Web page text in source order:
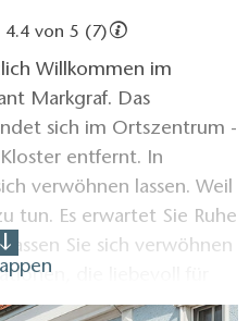
4.4 von 5 (7)
Willkommen im
Markgraf. Das
sich im Ortszentrum -
entfernt. In
verwöhnen lassen. Weil
tun. Es erwartet Sie Ruhe
Sie sich verwöhnen
die liebevoll für
sich sowohl für den